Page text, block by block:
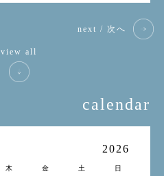
next / 次へ
view all
calendar
2026
木 金 土 日